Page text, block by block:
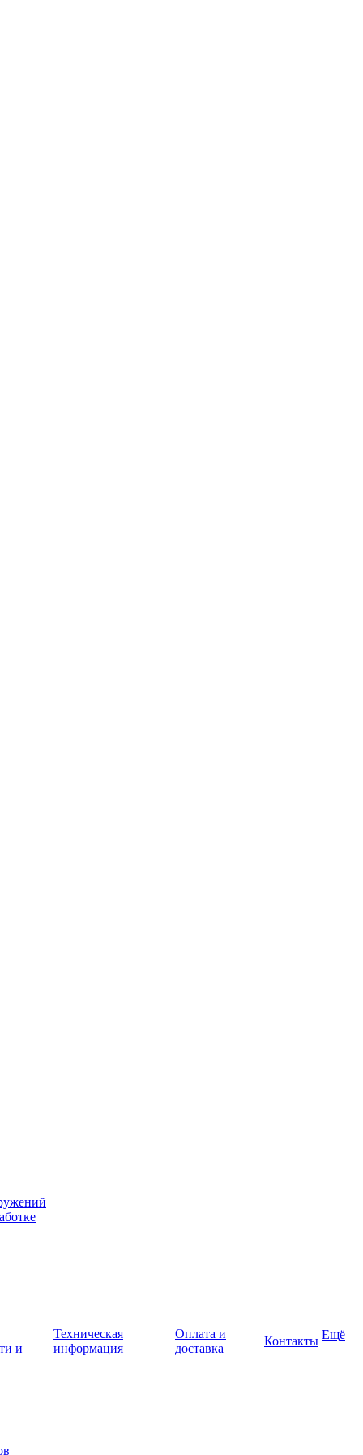
и
Техническая
информация
Оплата и
доставка
Контакты Ещё